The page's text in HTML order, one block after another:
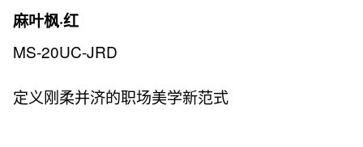
麻叶枫·红
MS-20UC-JRD
定义刚柔并济的职场美学新范式